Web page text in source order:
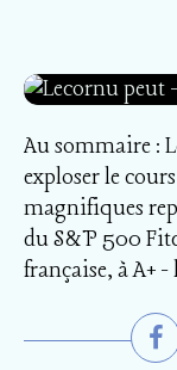
Au sommaire :
exploser le
magnifiques
du S&P 500
française, à A+